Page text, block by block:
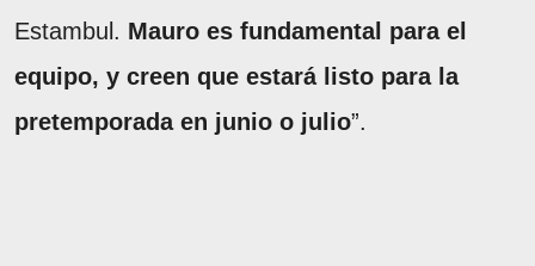
Estambul. Mauro es fundamental para el
equipo, y creen que estará listo para la
pretemporada en junio o julio”.